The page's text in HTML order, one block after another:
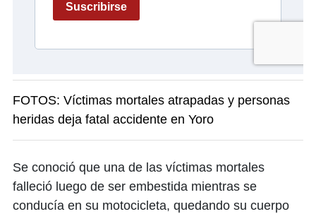
FOTOS: Víctimas mortales atrapadas y personas
heridas deja fatal accidente en Yoro
Se conoció que una de las víctimas mortales
falleció luego de ser embestida mientras se
conducía en su motocicleta, quedando su cuerpo